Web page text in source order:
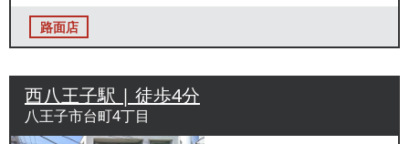
路面店
西八王子駅 | 徒歩4分
八王子市台町4丁目